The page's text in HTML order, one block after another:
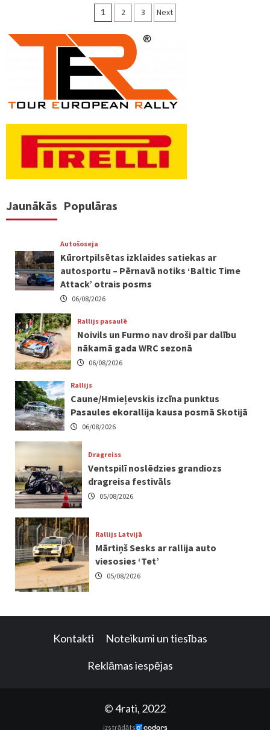
Ziņu
numerācija
pēc
lappusēm
1 2 3 Next
Jaunākās Populāras
Autošoseja
Kūrortpilsētas izklaides satiekas ar
autosportu – Pērnavā notiks ‘Baltic Time
Attack’ otrais posms
06/08/2026
Rallijs pasaulē
Noivils un Furmo nav droši par dalību
nākamā gada WRC sezonā
06/08/2026
Rallijs
Caune/Hmieļevskis izcīna punktus
Pasaules ekorallija kausa posmā Skotijā
06/08/2026
Dragreiss
Ventspilī noslēdzies grandiozs
dragreisa festivāls
05/08/2026
Rallijs Latvijā
Mārtiņš Sesks ar rallija auto
viesosies ‘Tet’
05/08/2026
Kontakti Noteikumi un tiesības
Reklāmas iespējas
© 4rati, 2022
izstrādāts